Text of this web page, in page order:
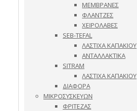
ΜΕΜΒΡΑΝΕΣ
ΦΛΑΝΤΖΕΣ
ΧΕΙΡΟΛΑΒΕΣ
SEB-TEFAL
ΛΑΣΤΙΧΑ ΚΑΠΑΚΙΟΥ
ΑΝΤΑΛΛΑΚΤΙΚΑ
SITRAM
ΛΑΣΤΙΧΑ ΚΑΠΑΚΙΟΥ
ΔΙΑΦΟΡΑ
ΜΙΚΡΟΣΥΣΚΕΥΩΝ
ΦΡΙΤΕΖΑΣ